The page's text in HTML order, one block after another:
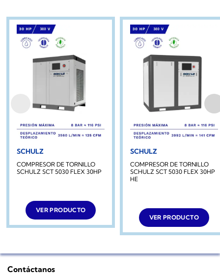
SCHULZ
COMPRESOR DE TORNILLO
SCHULZ SCT 5030 FLEX 30HP
VER PRODUCTO
SCHULZ
COMPRESOR DE TORNILLO
SCHULZ SCT 5030 FLEX 30HP
HE
VER PRODUCTO
Contáctanos